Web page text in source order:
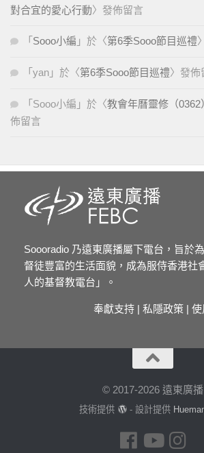
對合宜的愛心行動〉發佈留言
「 Sooo小編 」於〈第6季Sooo節目巡禮
「 yan 」於〈第6季Sooo節目巡禮〉發佈
「 Sooo小編 」於〈教會年曆靈修（0362
佈留言
Soooradio 乃遠東廣播屬下電台，旨於
督徒豐富的生活面貌，成為服侍香港社
人的基督教電台」。
奉獻支持 | 私隱政策 | 使
© 2017-2026 遠東廣播
技術提供 - 設計提供